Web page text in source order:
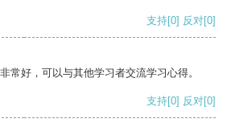
支持[0] 反对[0]
常好，可以与其他学习者交流学习心得。
支持[0] 反对[0]